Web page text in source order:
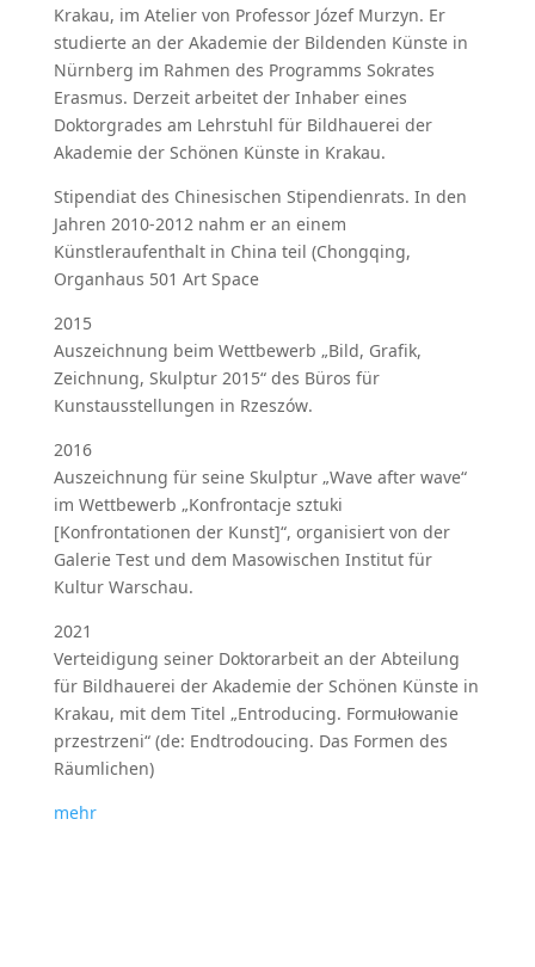
Krakau, im Atelier von Professor Józef Murzyn. Er
studierte an der Akademie der Bildenden Künste in
Nürnberg im Rahmen des Programms Sokrates
Erasmus. Derzeit arbeitet der Inhaber eines
Doktorgrades am Lehrstuhl für Bildhauerei der
Akademie der Schönen Künste in Krakau.
Stipendiat des Chinesischen Stipendienrats. In den
Jahren 2010-2012 nahm er an einem
Künstleraufenthalt in China teil (Chongqing,
Organhaus 501 Art Space
2015
Auszeichnung beim Wettbewerb „Bild, Grafik,
Zeichnung, Skulptur 2015“ des Büros für
Kunstausstellungen in Rzeszów.
2016
Auszeichnung für seine Skulptur „Wave after wave“
im Wettbewerb „Konfrontacje sztuki
[Konfrontationen der Kunst]“, organisiert von der
Galerie Test und dem Masowischen Institut für
Kultur Warschau.
2021
Verteidigung seiner Doktorarbeit an der Abteilung
für Bildhauerei der Akademie der Schönen Künste in
Krakau, mit dem Titel „Entroducing. Formułowanie
przestrzeni“ (de: Endtrodoucing. Das Formen des
Räumlichen)
mehr